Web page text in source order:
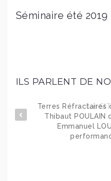
Séminaire été 2019
ILS PARLENT DE
Terres Réfractaires
Thibaut POULAIN
Emmanuel